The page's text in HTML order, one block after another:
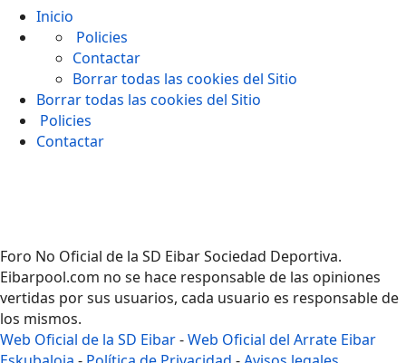
Inicio
Policies
Contactar
Borrar todas las cookies del Sitio
Borrar todas las cookies del Sitio
Policies
Contactar
Foro No Oficial de la SD Eibar Sociedad Deportiva.
Eibarpool.com no se hace responsable de las opiniones
vertidas por sus usuarios, cada usuario es responsable de
los mismos.
Web Oficial de la SD Eibar-Web Oficial del Arrate Eibar